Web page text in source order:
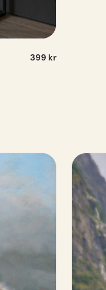
399 kr